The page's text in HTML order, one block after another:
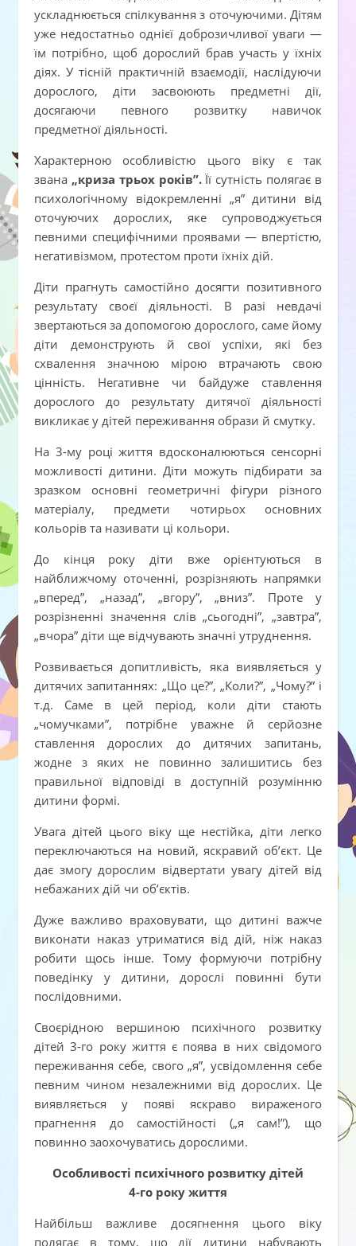
ускладнюється спілкування з оточуючими. Дітям
уже недостатньо однієї доброзичливої уваги —
їм потрібно, щоб дорослий брав участь у їхніх
діях. У тісній практичній взаємодії, наслідуючи
дорослого, діти засвоюють предметні дії,
досягаючи певного розвитку навичок
предметної діяльності.
Характерною особливістю цього віку є так
звана „криза трьох років”.Її сутність полягає в
психологічному відокремленні „я” дитини від
оточуючих дорослих, яке супроводжується
певними специфічними проявами — впертістю,
негативізмом, протестом проти їхніх дій.
Діти прагнуть самостійно досягти позитивного
результату своєї діяльності. В разі невдачі
звертаються за допомогою дорослого, саме йому
діти демонструють й свої успіхи, які без
схвалення значною мірою втрачають свою
цінність. Негативне чи байдуже ставлення
дорослого до результату дитячої діяльності
викликає у дітей переживання образи й смутку.
На 3-му році життя вдосконалюються сенсорні
можливості дитини. Діти можуть підбирати за
зразком основні геометричні фігури різного
матеріалу, предмети чотирьох основних
кольорів та називати ці кольори.
До кінця року діти вже орієнтуються в
найближчому оточенні, розрізняють напрямки
„вперед”, „назад”, „вгору”, „вниз”. Проте у
розрізненні значення слів „сьогодні”, „завтра”,
„вчора” діти ще відчувають значні утруднення.
Розвивається допитливість, яка виявляється у
дитячих запитаннях: „Що це?”, „Коли?”, „Чому?” і
т.д. Саме в цей період, коли діти стають
„чомучками”, потрібне уважне й серйозне
ставлення дорослих до дитячих запитань,
жодне з яких не повинно залишитись без
правильної відповіді в доступній розумінню
дитини формі.
Увага дітей цього віку ще нестійка, діти легко
переключаються на новий, яскравий об’єкт. Це
дає змогу дорослим відвертати увагу дітей від
небажаних дій чи об’єктів.
Дуже важливо враховувати, що дитині важче
виконати наказ утриматися від дій, ніж наказ
робити щось інше. Тому формуючи потрібну
поведінку у дитини, дорослі повинні бути
послідовними.
Своєрідною вершиною психічного розвитку
дітей 3-го року життя є поява в них свідомого
переживання себе, свого „я”, усвідомлення себе
певним чином незалежними від дорослих. Це
виявляється у появі яскраво вираженого
прагнення до самостійності („я сам!”), що
повинно заохочуватись дорослими.
Особливості психічного розвитку дітей
4-го року життя
Найбільш важливе досягнення цього віку
полягає в тому, що дії дитини набувають